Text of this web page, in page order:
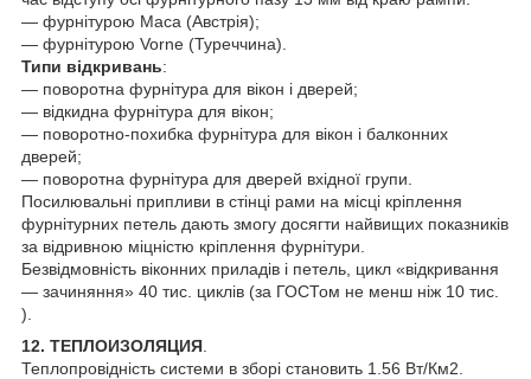
— фурнітурою Маса (Австрія);
— фурнітурою Vorne (Туреччина).
Типи відкривань:
— поворотна фурнітура для вікон і дверей;
— відкидна фурнітура для вікон;
— поворотно-похибка фурнітура для вікон і балконних
дверей;
— поворотна фурнітура для дверей вхідної групи.
Посилювальні припливи в стінці рами на місці кріплення
фурнітурних петель дають змогу досягти найвищих показників
за відривною міцністю кріплення фурнітури.
Безвідмовність віконних приладів і петель, цикл «відкривання
— зачиняння» 40 тис. циклів (за ГОСТом не менш ніж 10 тис.
).
12. ТЕПЛОИЗОЛЯЦИЯ
Теплопровідність системи в зборі становить 1.56 Вт/Км2.